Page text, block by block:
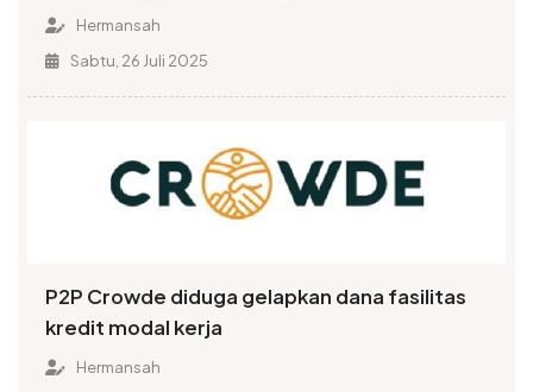
Hermansah
Sabtu, 26 Juli 2025
P2P Crowde diduga gelapkan dana fasilitas
kredit modal kerja
Hermansah